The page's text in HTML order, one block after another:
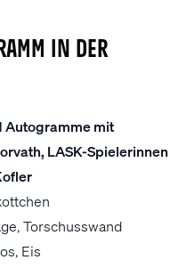
IN DER
Autogramme mit
LASK-Spielerinnen
Torschusswand
Eis